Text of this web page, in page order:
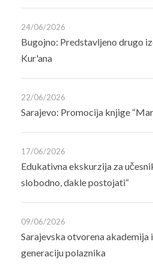
24/06/2026
Bugojno: Predstavljeno drugo
Kur'ana
22/06/2026
Sarajevo: Promocija knjige
17/06/2026
Edukativna ekskurzija za
slobodno, dakle postojati“
09/06/2026
Sarajevska otvorena akademija
generaciju polaznika